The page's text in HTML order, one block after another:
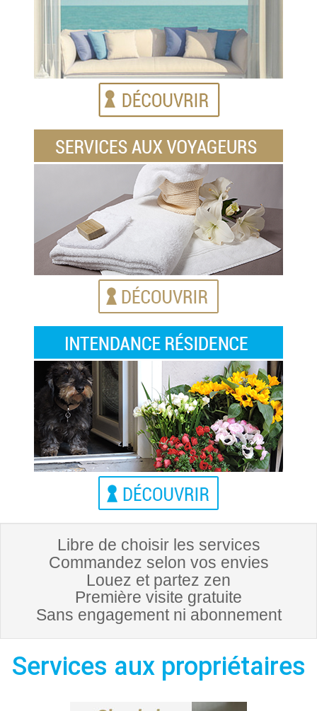
Libre de choisir les services
Commandez selon vos envies
Louez et partez zen
Première visite gratuite
Sans engagement ni abonnement
Services aux propriétaires